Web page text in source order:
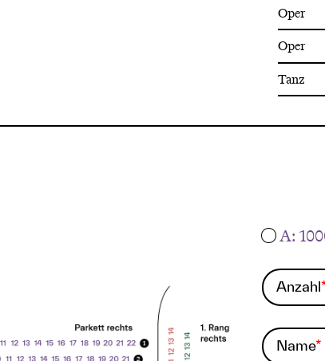
Oper
Oper
Tanz
A:
Anzahl
Name